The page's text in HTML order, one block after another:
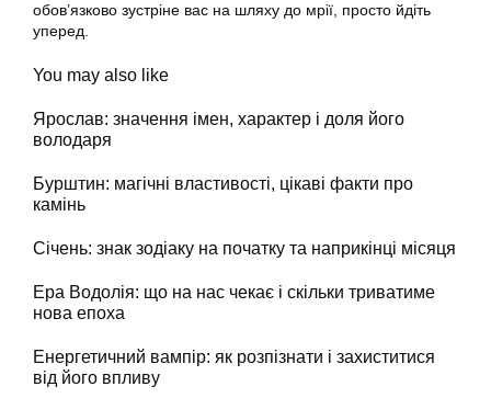
обов’язково зустріне вас на шляху до мрії, просто йдіть
уперед.
You may also like
Ярослав: значення імен, характер і доля його
володаря
Бурштин: магічні властивості, цікаві факти про
камінь
Січень: знак зодіаку на початку та наприкінці місяця
Ера Водолія: що на нас чекає і скільки триватиме
нова епоха
Енергетичний вампір: як розпізнати і захиститися
від його впливу